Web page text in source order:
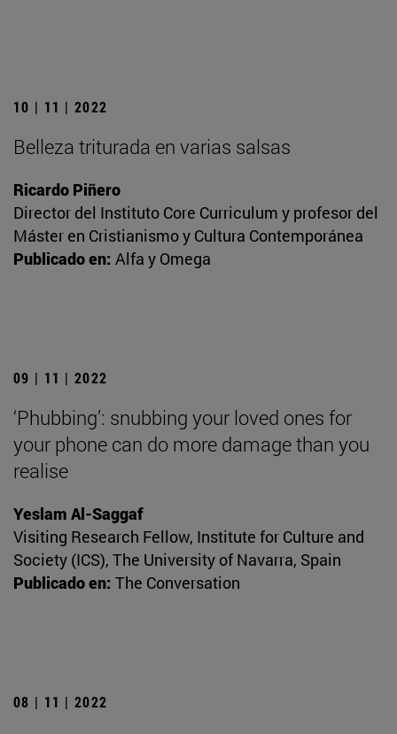
10 | 11 | 2022
Belleza triturada en varias salsas
Ricardo Piñero
Director del Instituto Core Curriculum y profesor del
Máster en Cristianismo y Cultura Contemporánea
Publicado en: Alfa y Omega
09 | 11 | 2022
‘Phubbing’: snubbing your loved ones for
your phone can do more damage than you
realise
Yeslam Al-Saggaf
Visiting Research Fellow, Institute for Culture and
Society (ICS), The University of Navarra, Spain
Publicado en: The Conversation
08 | 11 | 2022